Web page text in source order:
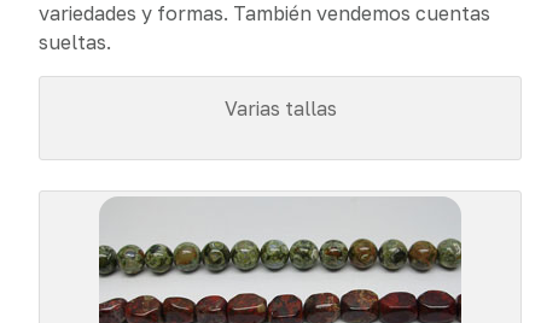
variedades y formas. También vendemos cuentas
sueltas.
Varias tallas